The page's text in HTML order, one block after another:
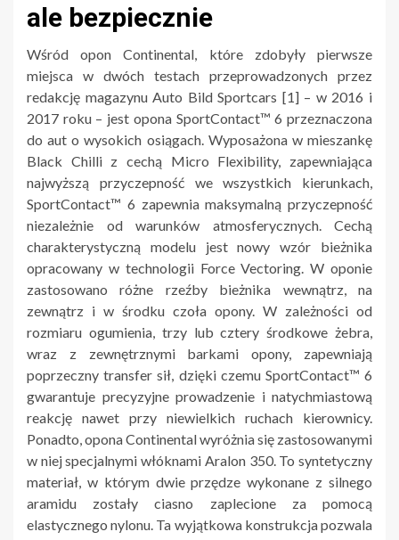
ale bezpiecznie
Wśród opon Continental, które zdobyły pierwsze
miejsca w dwóch testach przeprowadzonych przez
redakcję magazynu Auto Bild Sportcars [1] – w 2016 i
2017 roku – jest opona SportContact™ 6 przeznaczona
do aut o wysokich osiągach. Wyposażona w mieszankę
Black Chilli z cechą Micro Flexibility, zapewniająca
najwyższą przyczepność we wszystkich kierunkach,
SportContact™ 6 zapewnia maksymalną przyczepność
niezależnie od warunków atmosferycznych. Cechą
charakterystyczną modelu jest nowy wzór bieżnika
opracowany w technologii Force Vectoring. W oponie
zastosowano różne rzeźby bieżnika wewnątrz, na
zewnątrz i w środku czoła opony. W zależności od
rozmiaru ogumienia, trzy lub cztery środkowe żebra,
wraz z zewnętrznymi barkami opony, zapewniają
poprzeczny transfer sił, dzięki czemu SportContact™ 6
gwarantuje precyzyjne prowadzenie i natychmiastową
reakcję nawet przy niewielkich ruchach kierownicy.
Ponadto, opona Continental wyróżnia się zastosowanymi
w niej specjalnymi włóknami Aralon 350. To syntetyczny
materiał, w którym dwie przędze wykonane z silnego
aramidu zostały ciasno zaplecione za pomocą
elastycznego nylonu. Ta wyjątkowa konstrukcja pozwala